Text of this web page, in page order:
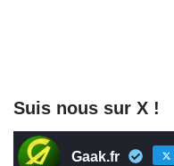
Suis nous sur X !
Gaak.fr